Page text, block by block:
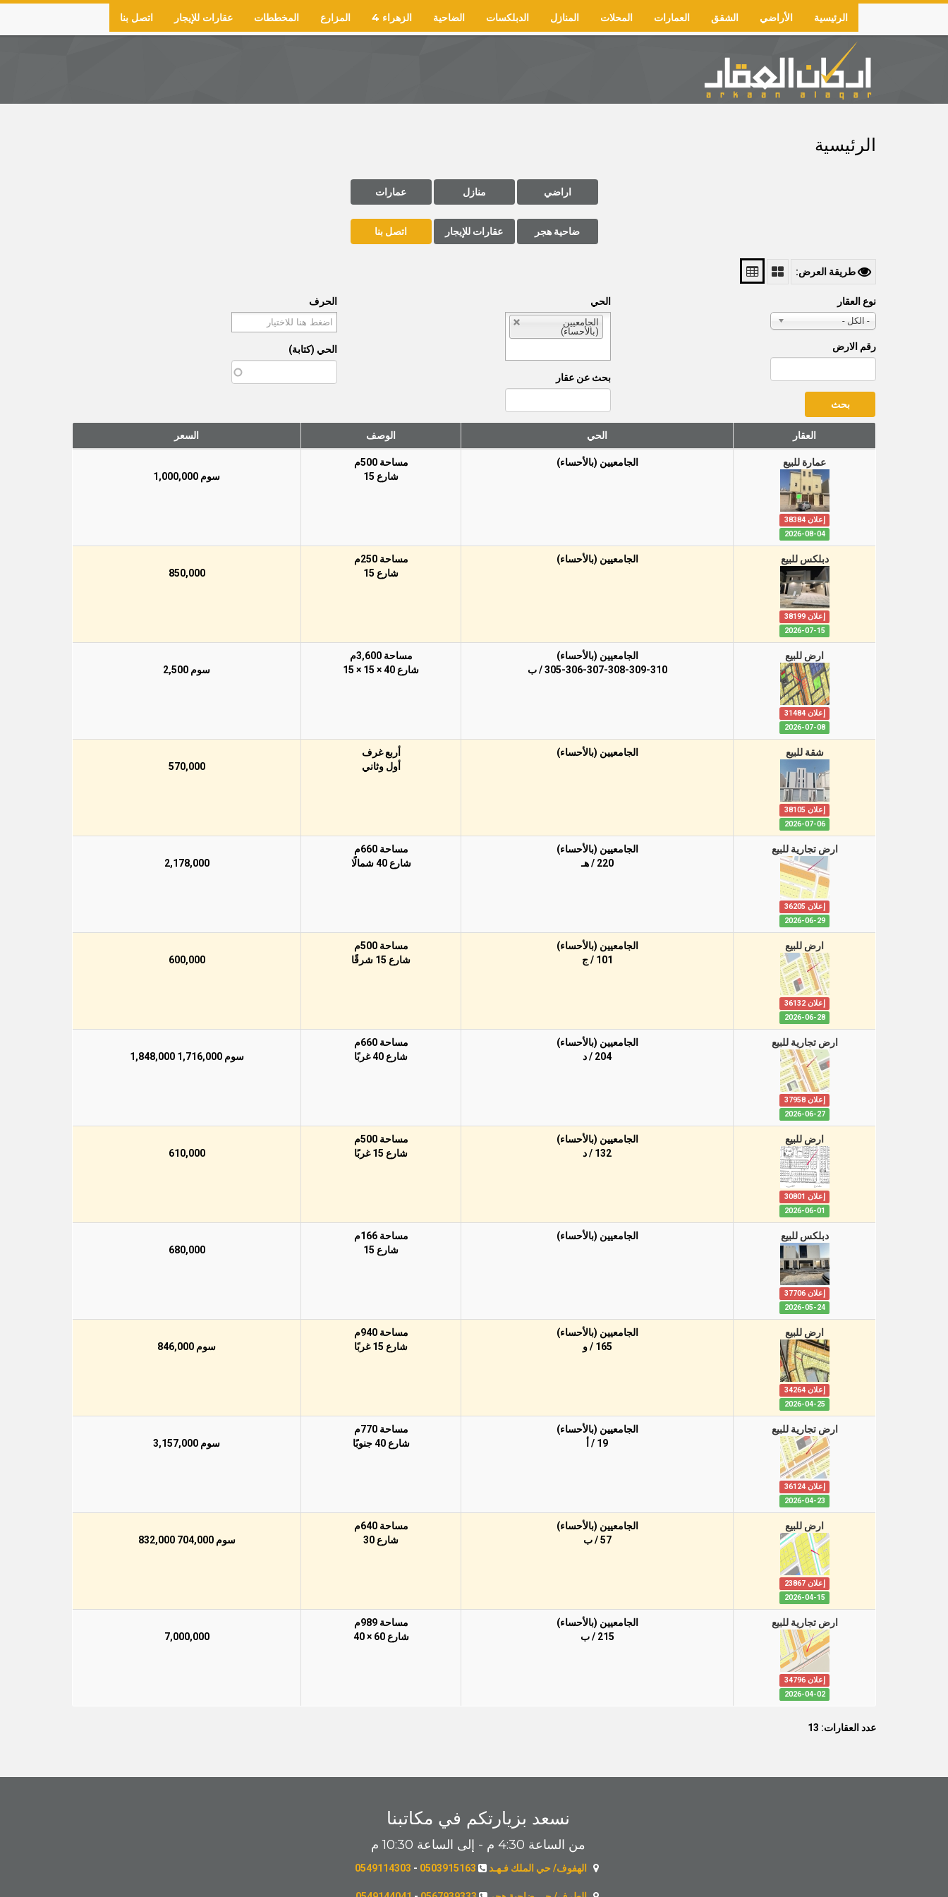
Skip
main
Main
navigation
اتصل بنا عقارات للإيجار المخططات المزارع الزهراء 4 الضاحية الدبلكسات المنازل المحلات العمارات الشقق الأراضي الرئيسية
الرئيسية
اراضي منازل عمارات
ضاحية هجر عقارات للإيجار اتصل بنا
طريقة العرض:
نوع العقار
- الكل -
رقم الارض
الحي
الجامعيين
(بالأحساء)
بحث عن عقار
الحرف
الحي (كتابة)
العقار الحي الوصف السعر
عمارة للبيع
إعلان 38384
2026-08-04
الجامعيين (بالأحساء)
مساحة 500م
شارع 15
سوم 1,000,000
دبلكس للبيع
إعلان 38199
2026-07-15
الجامعيين (بالأحساء)
مساحة 250م
شارع 15
850,000
ارض للبيع
إعلان 31484
2026-07-08
الجامعيين (بالأحساء)
305-306-307-308-309-310 / ب
مساحة 3,600م
شارع 40 × 15 × 15
سوم 2,500
شقة للبيع
إعلان 38105
2026-07-06
الجامعيين (بالأحساء)
أربع غرف
أول وثاني
570,000
ارض تجارية للبيع
إعلان 36205
2026-06-29
الجامعيين (بالأحساء)
220 / هـ
مساحة 660م
شارع 40 شمالًا
2,178,000
ارض للبيع
إعلان 36132
2026-06-28
الجامعيين (بالأحساء)
101 / ج
مساحة 500م
شارع 15 شرقًا
600,000
ارض تجارية للبيع
إعلان 37958
2026-06-27
الجامعيين (بالأحساء)
204 / د
مساحة 660م
شارع 40 غربًا
سوم 1,716,000 1,848,000
ارض للبيع
إعلان 30801
2026-06-01
الجامعيين (بالأحساء)
132 / د
مساحة 500م
شارع 15 غربًا
610,000
دبلكس للبيع
إعلان 37706
2026-05-24
الجامعيين (بالأحساء)
مساحة 166م
شارع 15
680,000
ارض للبيع
إعلان 34264
2026-04-25
الجامعيين (بالأحساء)
165 / و
مساحة 940م
شارع 15 غربًا
سوم 846,000
ارض تجارية للبيع
إعلان 36124
2026-04-23
الجامعيين (بالأحساء)
19 / أ
مساحة 770م
شارع 40 جنوبًا
سوم 3,157,000
ارض للبيع
إعلان 23867
2026-04-15
الجامعيين (بالأحساء)
57 / ب
مساحة 640م
شارع 30
سوم 704,000 832,000
ارض تجارية للبيع
إعلان 34796
2026-04-02
الجامعيين (بالأحساء)
215 / ب
مساحة 989م
شارع 60 × 40
7,000,000
عدد العقارات: 13
نسعد بزيارتكم في مكاتبنا
من الساعة 4:30 م - إلى الساعة 10:30 م
الهفوف/ حي الملك فـهـد 0503915163
-
0549114303